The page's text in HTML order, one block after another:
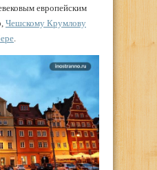
европейским
Чешскому Крумлову